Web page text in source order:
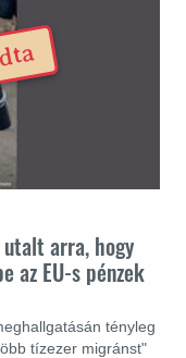
utalt arra, hogy
az EU-s pénzek
tényleg
tízezer migránst"